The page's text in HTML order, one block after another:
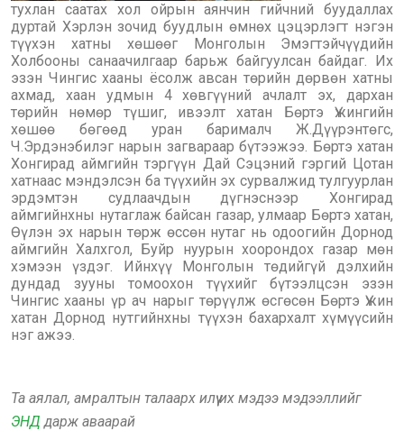
тухлан саатах хол ойрын аянчин гийчний буудаллах
дуртай Хэрлэн зочид буудлын өмнөх цэцэрлэгт нэгэн
түүхэн хатны хөшөөг Монголын Эмэгтэйчүүдийн
Холбооны санаачилгаар барьж байгуулсан байдаг. Их
эзэн Чингис хааны ёсолж авсан төрийн дөрвөн хатны
ахмад, хаан удмын 4 хөвгүүний ачлалт эх, дархан
төрийн нөмөр түшиг, ивээлт хатан Бөртэ Үжингийн
хөшөө бөгөөд уран барималч Ж.Дүүрэнтөгс,
Ч.Эрдэнэбилэг нарын загвараар бүтээжээ. Бөртэ хатан
Хонгирад аймгийн тэргүүн Дай Сэцэний гэргий Цотан
хатнаас мэндэлсэн ба түүхийн эх сурвалжид тулгуурлан
эрдэмтэн судлаачдын дүгнэснээр Хонгирад
аймгийнхны нутаглаж байсан газар, улмаар Бөртэ хатан,
Өүлэн эх нарын төрж өссөн нутаг нь одоогийн Дорнод
аймгийн Халхгол, Буйр нуурын хоорондох газар мөн
хэмээн үздэг. Ийнхүү Монголын төдийгүй дэлхийн
дундад зууны томоохон түүхийг бүтээлцсэн эзэн
Чингис хааны үр ач нарыг төрүүлж өсгөсөн Бөртэ Үжин
хатан Дорнод нутгийнхны түүхэн бахархалт хүмүүсийн
нэг ажээ.
Та аялал, амралтын талаарх илүү их мэдээ мэдээллийг
ЭНД дарж аваарай